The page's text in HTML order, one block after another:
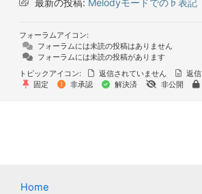
最新の投稿: Melodyモードでの♭表記
フォーラムアイコン:
フォーラムには未読の投稿はありません
フォーラムには未読の投稿があります
トピックアイコン:
返信されていません 返信
固定
非承認 解決済 非公開
Home